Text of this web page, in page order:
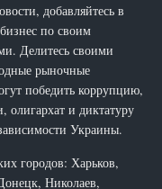
добавляйтесь в
по своим
Делитесь своими
рыночные
победить коррупцию,
и диктатуру
Украины.
городов: Харьков,
Николаев,